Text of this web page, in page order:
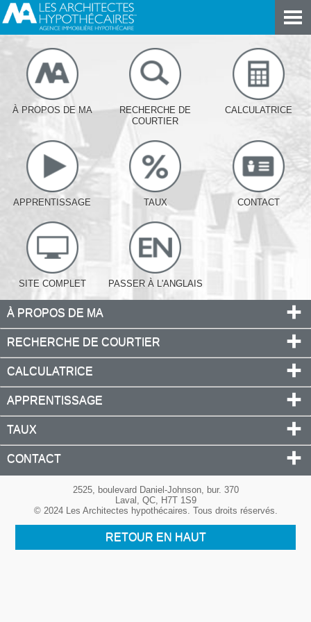
À PROPOS DE MA
RECHERCHE DE
COURTIER
CALCULATRICE
APPRENTISSAGE TAUX CONTACT
SITE COMPLET PASSER À L'ANGLAIS
À PROPOS DE MA
RECHERCHE DE COURTIER
CALCULATRICE
APPRENTISSAGE
TAUX
CONTACT
2525, boulevard Daniel-Johnson, bur. 370
Laval, QC, H7T 1S9
© 2024 Les Architectes hypothécaires. Tous droits réservés.
RETOUR EN HAUT